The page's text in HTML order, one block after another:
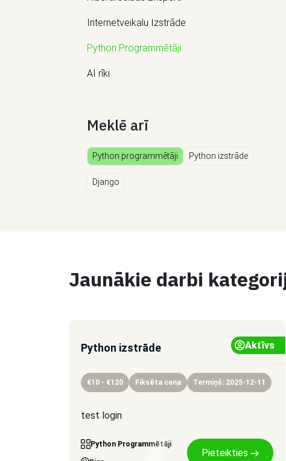
Internetveikalu Izstrāde
Python Programmētāji
AI rīki
Meklē arī
Python programmētāji Python izstrāde
Django
Jaunākie darbi
Python izstrāde Aktīvs
€10 - €120 Fiksēta cena Termiņš: 2025-12-11
test login
Python Programmētāji
Pieteikties